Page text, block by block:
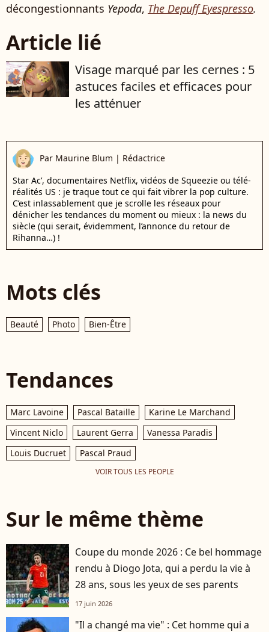
décongestionnants Yepoda, The Depuff Eyespresso.
Article lié
Visage marqué par les cernes : 5
astuces faciles et efficaces pour
les atténuer
Par Maurine Blum | Rédactrice
Star Ac’, documentaires Netflix, vidéos de Squeezie ou télé-
réalités US : je traque tout ce qui fait vibrer la pop culture.
C’est inlassablement que je scrolle les réseaux pour
dénicher les tendances du moment ou mieux : la news du
siècle (qui serait, évidemment, l’annonce du retour de
Rihanna…) !
Mots clés
Beauté Photo Bien-Être
Tendances
Marc Lavoine Pascal Bataille
Karine Le Marchand
Vincent Niclo
Laurent Gerra
Vanessa Paradis
Louis Ducruet
Pascal Praud
VOIR TOUS LES PEOPLE
Sur le même thème
Coupe du monde 2026 : Ce bel hommage
rendu à Diogo Jota, qui a perdu la vie à
28 ans, sous les yeux de ses parents
17 juin 2026
"Il a changé ma vie" : Cet homme qui a